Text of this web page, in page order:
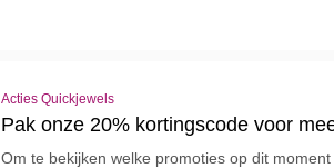
Acties Quickjewels
Pak onze 20% kortingscode voor
Om te bekijken welke promoties op dit